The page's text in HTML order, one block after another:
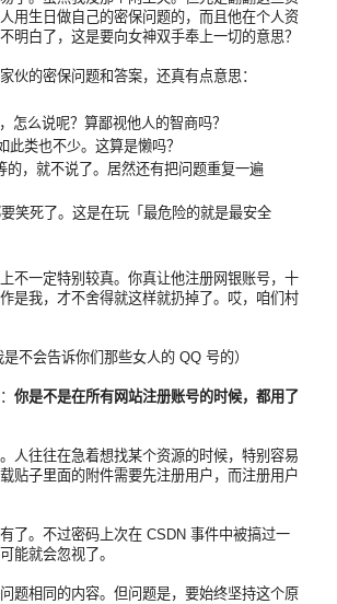
用生日做自己的密保问题的，而且他在个人资
明白了，这是要向女神双手奉上一切的意思？
伙的密保问题和答案，还真有点意思：
么说呢？算鄙视他人的智商吗？
此类也不少。这算是懒吗？
，就不说了。居然还有把问题重复一遍
笑死了。这是在玩「最危险的就是最安全
不一定特别较真。你真让他注册网银账号，十
是我，才不舍得就这样就扔掉了。哎，咱们村
告诉你们那些女人的 QQ 号的）
你是不是在所有网站注册账号的时候，都用了
人往往在急着想找某个资源的时候，特别容易
贴子里面的附件需要先注册用户，而注册用户
了。不过密码上次在 CSDN 事件中被搞过一
能就会忽视了。
题相同的内容。但问题是，要始终坚持这个原